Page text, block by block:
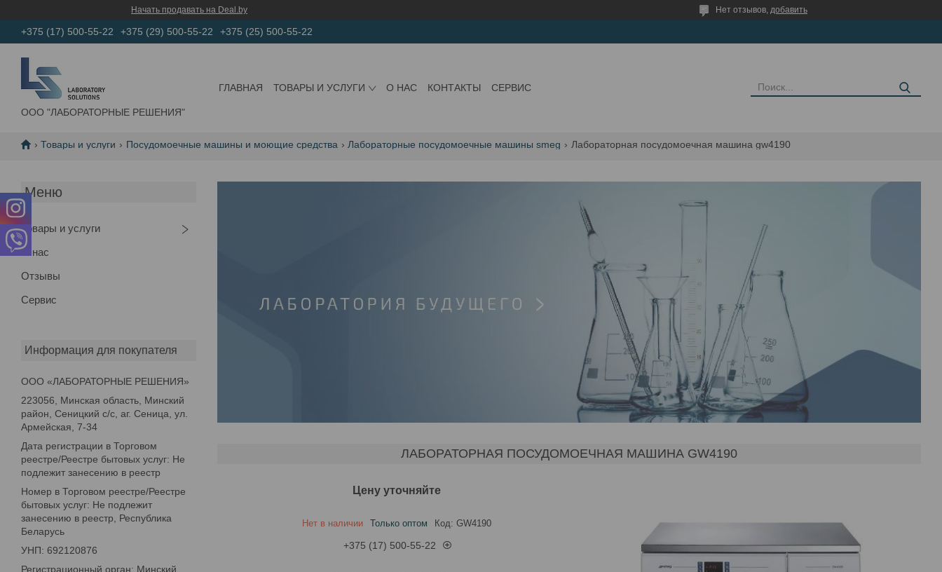
Начать продавать на Deal.by Нет отзывов, добавить
+375 (17) 500-55-22 +375 (29) 500-55-22 +375 (25) 500-55-22
ООО "ЛАБОРАТОРНЫЕ РЕШЕНИЯ"
ГЛАВНАЯ ТОВАРЫ И УСЛУГИ О НАС КОНТАКТЫ СЕРВИС
Товары и услуги Посудомоечные машины и моющие средства Лабораторные посудомоечные машины smeg Лабораторная посудомоечная машина gw4190
Товары и услуги
О нас
Отзывы
Сервис
Информация для покупателя
ООО «ЛАБОРАТОРНЫЕ РЕШЕНИЯ»
223056, Минская область, Минский
район, Сеницкий с/с, аг. Сеница, ул.
Армейская, 7-34
Дата регистрации в Торговом
реестре/Реестре бытовых услуг: Не
подлежит занесению в реестр
Номер в Торговом реестре/Реестре
бытовых услуг: Не подлежит
занесению в реестр, Республика
Беларусь
УНП: 692120876
Регистрационный орган: Минский
ЛАБОРАТОРНАЯ ПОСУДОМОЕЧНАЯ МАШИНА GW4190
Цену уточняйте
Нет в наличии Только оптом Код: GW4190
+375 (17) 500-55-22